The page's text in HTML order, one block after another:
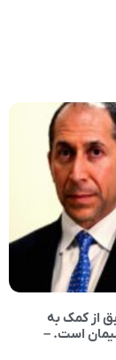
از کمک به
است. –